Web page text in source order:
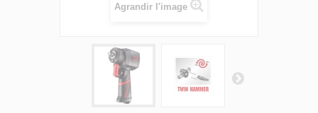
Agrandir l'image